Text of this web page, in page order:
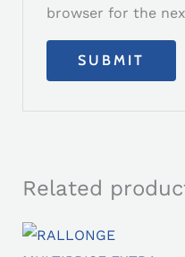
browser for the
Related